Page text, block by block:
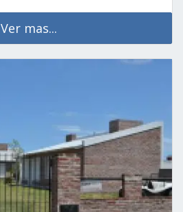
Ver mas...